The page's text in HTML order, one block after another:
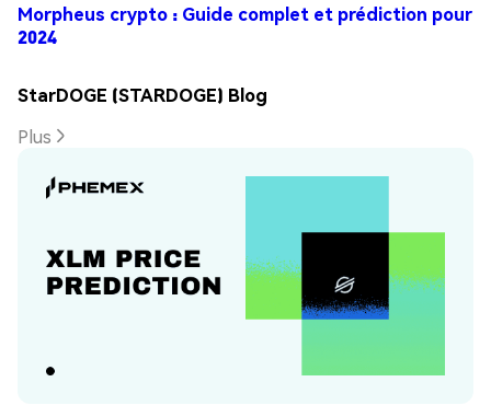
Morpheus crypto : Guide complet et prédiction pour
2024
StarDOGE (STARDOGE) Blog
Plus